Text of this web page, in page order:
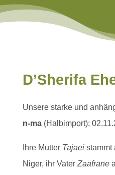
D’Sherifa
Unsere starke und
n-ma(Halbimport);
Ihre Mutter Tajaeistammt
Niger, ihr Vater Zaafrane